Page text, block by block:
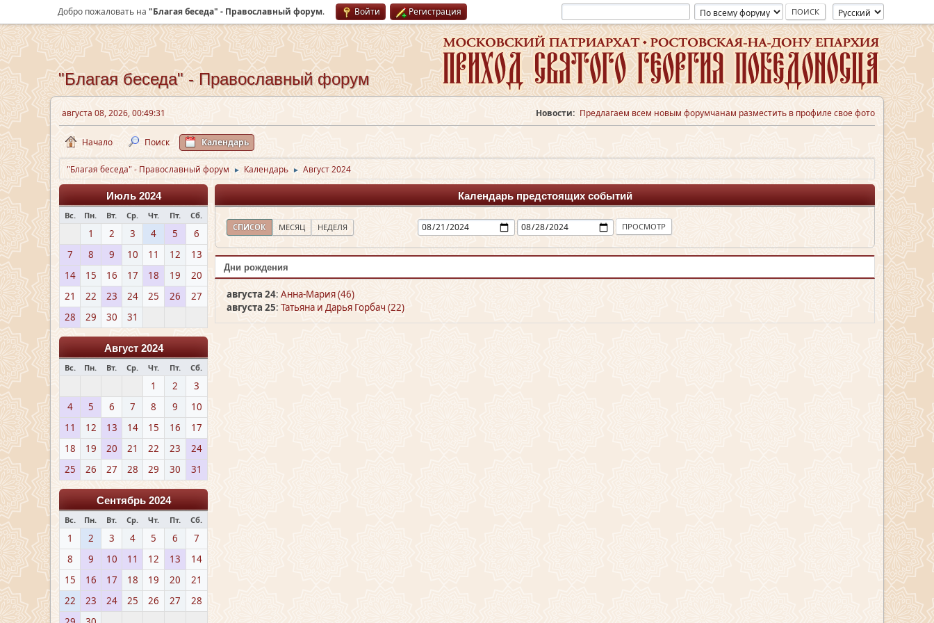
Добро пожаловать на "Благая беседа" - Православный форум. Войти Регистрация
"Благая беседа" - Православный форум
августа 08, 2026, 00:49:31 Новости: Предлагаем всем новым форумчанам разместить в профиле свое фото
Начало Поиск Календарь
"Благая беседа" - Православный форум ► Календарь ► Август 2024
Июль 2024
Вс. Пн. Вт. Ср. Чт. Пт. Сб.
1 2 3 4 5
6
7
8 9 10 11 12
13
14
15 16 17 18 19
20
21
22 23 24 25 26
27
28
29 30 31
Август 2024
Вс. Пн. Вт. Ср. Чт. Пт. Сб.
1 2
3
4
5 6 7 8 9
10
11
12 13 14 15 16
17
18
19 20 21 22 23
24
25
26 27 28 29 30 31
Сентябрь 2024
Вс. Пн. Вт. Ср. Чт. Пт. Сб.
1 2 3 4 5 6
7
8
9 10 11 12 13
14
15
16 17 18 19 20
21
22
23 24 25 26 27
28
Календарь предстоящих событий
СПИСОК МЕСЯЦ НЕДЕЛЯ
Дни рождения
августа 24: Анна-Мария (46)
августа 25: Татьяна и Дарья Горбач (22)